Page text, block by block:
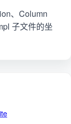
、Column
子文件的坐